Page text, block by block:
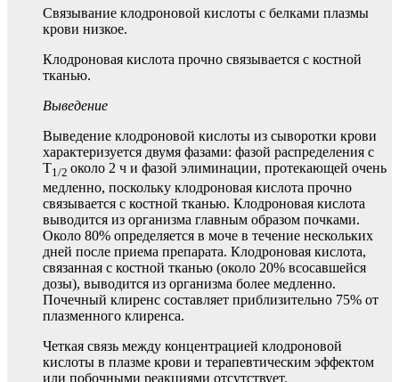
Связывание клодроновой кислоты с белками плазмы
крови низкое.
Клодроновая кислота прочно связывается с костной
тканью.
Выведение
Выведение клодроновой кислоты из сыворотки крови
характеризуется двумя фазами: фазой распределения с
T1/2 около 2 ч и фазой элиминации, протекающей очень
медленно, поскольку клодроновая кислота прочно
связывается с костной тканью. Клодроновая кислота
выводится из организма главным образом почками.
Около 80% определяется в моче в течение нескольких
дней после приема препарата. Клодроновая кислота,
связанная с костной тканью (около 20% всосавшейся
дозы), выводится из организма более медленно.
Почечный клиренс составляет приблизительно 75% от
плазменного клиренса.
Четкая связь между концентрацией клодроновой
кислоты в плазме крови и терапевтическим эффектом
или побочными реакциями отсутствует.